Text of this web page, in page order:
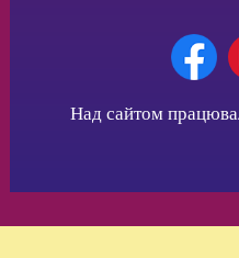
Над сайтом